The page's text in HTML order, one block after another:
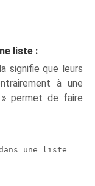
liste :
signifie que leurs
à une
» permet de faire
une liste